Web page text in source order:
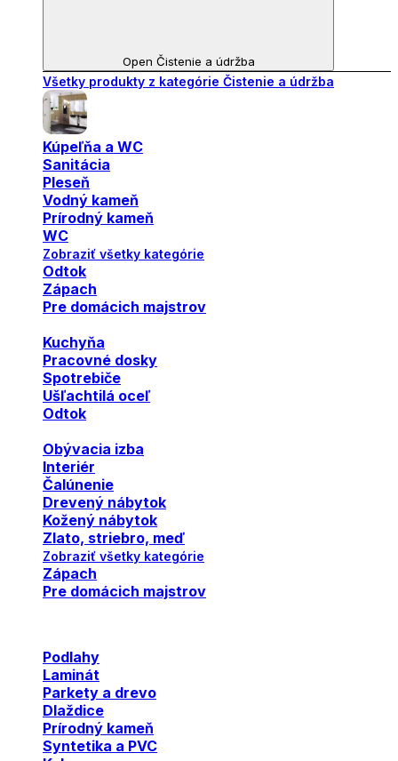
Open Čistenie a údržba
Všetky produkty z kategórie Čistenie a údržba
Kúpeľňa a WC
Sanitácia
Pleseň
Vodný kameň
Prírodný kameň
WC
Zobraziť všetky kategórie
Odtok
Zápach
Pre domácich majstrov
Kuchyňa
Pracovné dosky
Spotrebiče
Ušľachtilá oceľ
Odtok
Obývacia izba
Interiér
Čalúnenie
Drevený nábytok
Kožený nábytok
Zlato, striebro, meď
Zobraziť všetky kategórie
Zápach
Pre domácich majstrov
Podlahy
Laminát
Parkety a drevo
Dlaždice
Prírodný kameň
Syntetika a PVC